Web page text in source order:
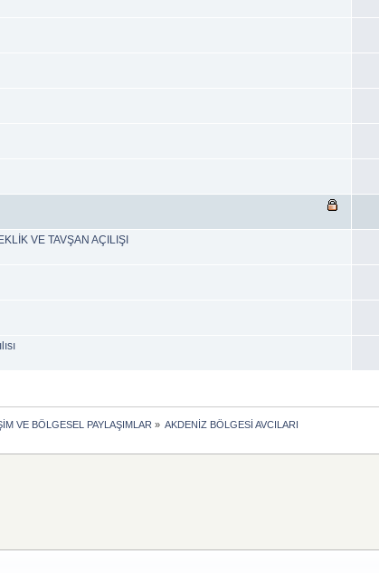
VE TAVŞAN AÇILIŞI
VE BÖLGESEL PAYLAŞIMLAR » AKDENİZ BÖLGESİ AVCILARI